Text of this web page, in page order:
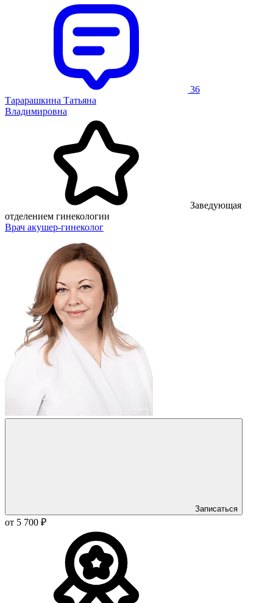
36
Тарарашкина Татьяна
Владимировна
Заведующая
отделением гинекологии
Врач акушер-гинеколог
Записаться
от 5 700 ₽